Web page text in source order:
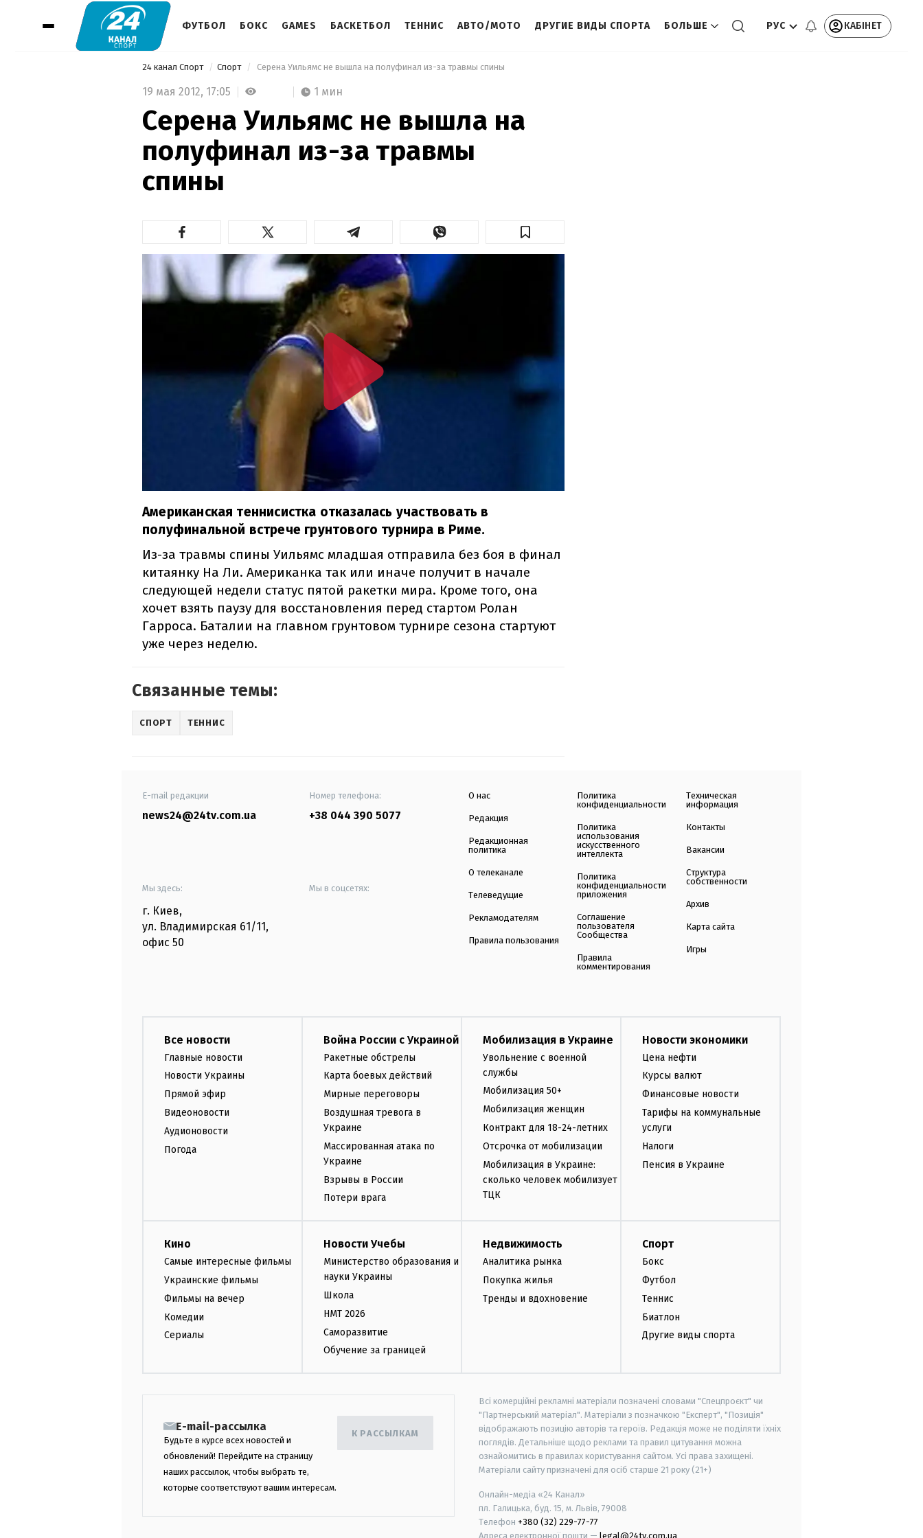
ФУТБОЛ БОКС GAMES БАСКЕТБОЛ ТЕННИС АВТО/МОТО ДРУГИЕ ВИДЫ СПОРТА БОЛЬШЕ РУС КАБІНЕТ
24 канал Спорт Спорт Серена Уильямс не вышла на полуфинал из-за травмы спины
19 мая 2012, 17:05 1 мин
Серена Уильямс не вышла на
полуфинал из-за травмы
спины
Американская теннисистка отказалась участвовать в
полуфинальной встрече грунтового турнира в Риме.
Из-за травмы спины Уильямс младшая отправила без боя в финал
китаянку На Ли. Американка так или иначе получит в начале
следующей недели статус пятой ракетки мира. Кроме того, она
хочет взять паузу для восстановления перед стартом Ролан
Гарроса. Баталии на главном грунтовом турнире сезона стартуют
уже через неделю.
Связанные темы:
СПОРТ ТЕННИС
E-mail редакции
news24@24tv.com.ua
Номер телефона:
+38 044 390 5077
Мы здесь:
г. Киев,
ул. Владимирская 61/11,
офис 50
Мы в соцсетях:
О нас
Редакция
Редакционная
политика
О телеканале
Телеведущие
Рекламодателям
Правила пользования
Политика
конфиденциальности
Политика
использования
искусственного
интеллекта
Политика
конфиденциальности
приложения
Соглашение
пользователя
Сообщества
Правила
комментирования
Техническая
информация
Контакты
Вакансии
Структура
собственности
Архив
Карта сайта
Игры
Все новости
Главные новости
Новости Украины
Прямой эфир
Видеоновости
Аудионовости
Погода
Война России с Украиной
Ракетные обстрелы
Карта боевых действий
Мирные переговоры
Воздушная тревога в
Украине
Массированная атака по
Украине
Взрывы в России
Потери врага
Мобилизация в Украине
Увольнение с военной
службы
Мобилизация 50+
Мобилизация женщин
Контракт для 18-24-летних
Отсрочка от мобилизации
Мобилизация в Украине:
сколько человек мобилизует
ТЦК
Новости экономики
Цена нефти
Курсы валют
Финансовые новости
Тарифы на коммунальные
услуги
Налоги
Пенсия в Украине
Кино
Самые интересные фильмы
Украинские фильмы
Фильмы на вечер
Комедии
Сериалы
Новости Учебы
Министерство образования и
науки Украины
Школа
НМТ 2026
Саморазвитие
Обучение за границей
Недвижимость
Аналитика рынка
Покупка жилья
Тренды и вдохновение
Спорт
Бокс
Футбол
Теннис
Биатлон
Другие виды спорта
E-mail-рассылка
Будьте в курсе всех новостей и
обновлений! Перейдите на страницу
наших рассылок, чтобы выбрать те,
которые соответствуют вашим интересам.
К РАССЫЛКАМ
Всі комерційні рекламні матеріали позначені словами "Спецпроєкт" чи
"Партнерський матеріал". Матеріали з позначкою "Експерт", "Позиція"
відображають позицію авторів та героїв. Редакція може не поділяти їхніх
поглядів. Детальніше щодо реклами та правил цитування можна
ознайомитись в правилах користування сайтом. Усі права захищені.
Матеріали сайту призначені для осіб старше 21 року (21+)
Онлайн-медіа «24 Канал»
пл. Галицька, буд. 15, м. Львів, 79008
Телефон +380 (32) 229-77-77
Адреса електронної пошти — legal@24tv.com.ua